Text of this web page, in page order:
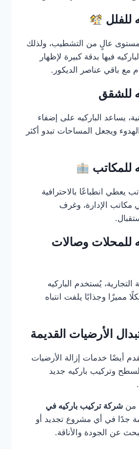
للفلل
مستوى عالٍ من التشطيب، ولذلك
فيها بدقة كبيرة لإظهار
مع باقي عناصر الديكور.
للشقق
يساعد الباركيه على إضفاء
ويجعل المساحات تبدو أكثر
للمكاتب
يعطي انطباعًا بالاحترافية
مكاتب الإدارة، وغرف
للمحلات وصالات
يُستخدم الباركيه
مميزًا وجذابًا يلفت انتباه
الأرضيات القديمة
أيضًا خدمات إزالة الأرضيات
وتركيب باركيه جديد
من شركة تركيب باركيه في
جدًا في أي مشروع تجديد أو
عن الجودة والأناقة.